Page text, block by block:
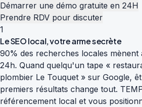
Démarrer une démo gratuite en 24H
Prendre RDV pour discuter
1
Le SEO local, votre arme secrète
90% des recherches locales mènent
24h. Quand quelqu'un tape «
plombier Le Touquet » sur Google,
premiers résultats change tout.
référencement local et vous